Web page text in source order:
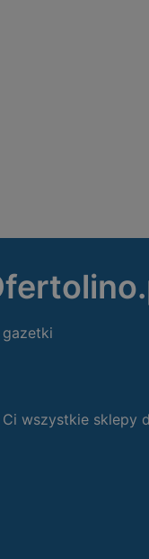
wszystkie sklepy